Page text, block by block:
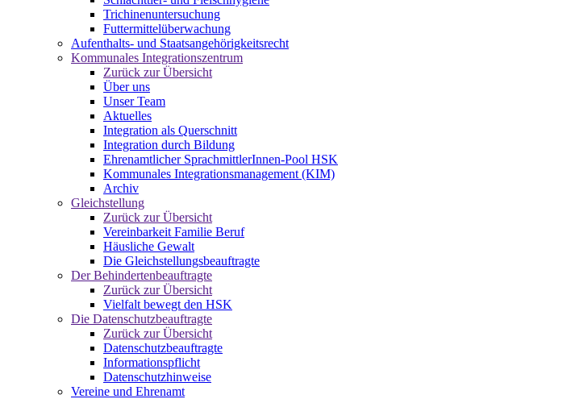
Trichinenuntersuchung
Futtermittelüberwachung
Aufenthalts- und Staatsangehörigkeitsrecht
Kommunales Integrationszentrum
Zurück zur Übersicht
Über uns
Unser Team
Aktuelles
Integration als Querschnitt
Integration durch Bildung
Ehrenamtlicher SprachmittlerInnen-Pool HSK
Kommunales Integrationsmanagement (KIM)
Archiv
Gleichstellung
Zurück zur Übersicht
Vereinbarkeit Familie Beruf
Häusliche Gewalt
Die Gleichstellungsbeauftragte
Der Behindertenbeauftragte
Zurück zur Übersicht
Vielfalt bewegt den HSK
Die Datenschutzbeauftragte
Zurück zur Übersicht
Datenschutzbeauftragte
Informationspflicht
Datenschutzhinweise
Vereine und Ehrenamt